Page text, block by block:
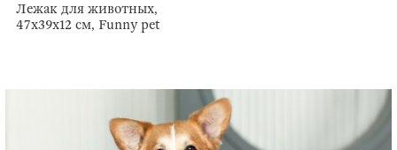
Лежак для животных,
47х39х12 см, Funny pet